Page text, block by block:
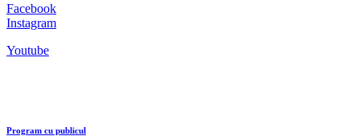
Facebook
Instagram
Youtube
Program cu publicul